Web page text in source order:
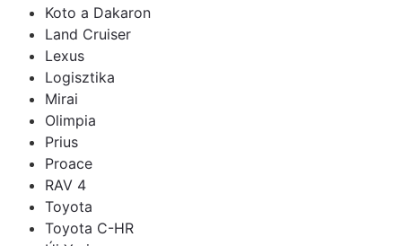
Koto a Dakaron
Land Cruiser
Lexus
Logisztika
Mirai
Olimpia
Prius
Proace
RAV 4
Toyota
Toyota C-HR